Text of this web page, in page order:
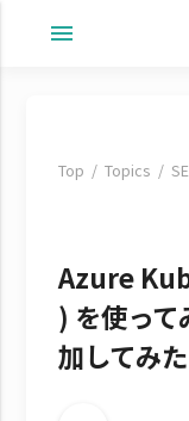
menu
Top Topics
Azure
) を使って
加してみた